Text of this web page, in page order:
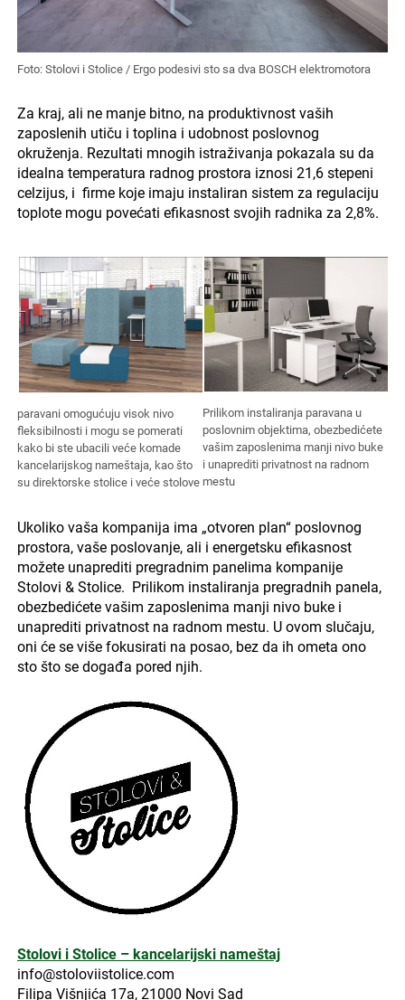
Foto: Stolovi i Stolice / Ergo podesivi sto sa dva BOSCH elektromotora
Za kraj, ali ne manje bitno, na produktivnost vaših
zaposlenih utiču i toplina i udobnost poslovnog
okruženja. Rezultati mnogih istraživanja pokazala su da
idealna temperatura radnog prostora iznosi 21,6 stepeni
celzijus, i firme koje imaju instaliran sistem za regulaciju
toplote mogu povećati efikasnost svojih radnika za 2,8%.
paravani omogućuju visok nivo
fleksibilnosti i mogu se pomerati
kako bi ste ubacili veće komade
kancelarijskog nameštaja, kao što
su direktorske stolice i veće stolove
Prilikom instaliranja paravana u
poslovnim objektima, obezbedićete
vašim zaposlenima manji nivo buke
i unaprediti privatnost na radnom
mestu
Ukoliko vaša kompanija ima „otvoren plan“ poslovnog
prostora, vaše poslovanje, ali i energetsku efikasnost
možete unaprediti pregradnim panelima kompanije
Stolovi & Stolice. Prilikom instaliranja pregradnih panela,
obezbedićete vašim zaposlenima manji nivo buke i
unaprediti privatnost na radnom mestu. U ovom slučaju,
oni će se više fokusirati na posao, bez da ih ometa ono
sto što se događa pored njih.
Stolovi i Stolice – kancelarijski nameštaj
info@stoloviistolice.com
Filipa Višnjića 17a, 21000 Novi Sad